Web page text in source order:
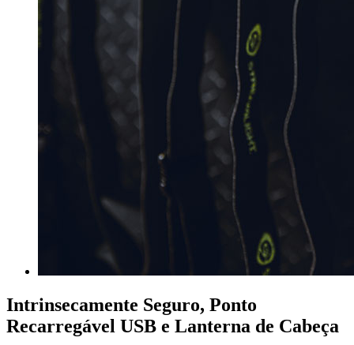
Intrinsecamente Seguro, Ponto
Recarregável USB e Lanterna de Cabeça